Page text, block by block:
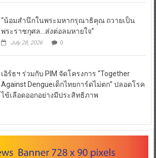
“น้อมสำนึกในพระมหากรุณาธิคุณ ถวายเป็น
พระราชกุศล…ส่งต่อลมหายใจ”
July 28, 2026 0
เอิร์ธฯ ร่วมกับ PIM จัดโครงการ “Together
Against Dengueเด็กไทยการ์ดไม่ตก” ปลอดโรค
ไข้เลือดออกอย่างมีประสิทธิภาพ